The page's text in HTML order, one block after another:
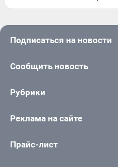
Подписаться на новости
Сообщить новость
Рубрики
Реклама на сайте
Прайс-лист